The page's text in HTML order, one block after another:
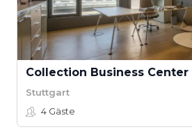
Stuttgart
4 Gäste